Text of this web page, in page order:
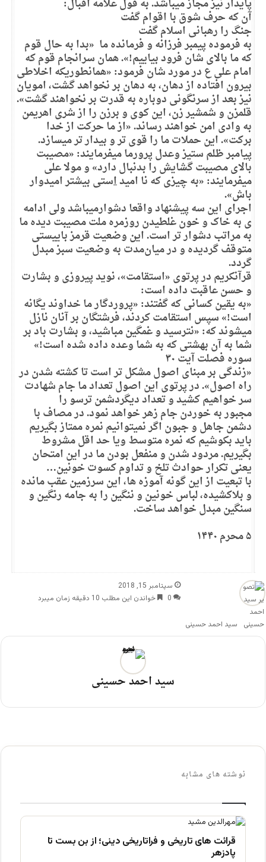
پایدار نیز مجاز میباشد. به قول علامه اقبال:
آن که حرف شوق با اقوام گفت
جنگ را رهبانی اسلام گفت
به فرموده پیمبر فرزانه و فرمانده ما «بدا به حال قوم
که ما بالای شان فرود بیاییم!». همان سرانجام قوم که
امام علی ع در مورد شان فرمود: «همانطوریکه اخلاطی
بیرون افتاده از دهان، به دهان بر نخواهد گشت، امویان
نیز بعد از سرنگونی دوباره به قدرت بر نخواهند گشت».
قلمزن و شمشیر زن، این کوی و برزن را از شری اهریمن
به وادی امن خواهند رساند. «از ما حرکت از خدا
برکت». این حملات ما را قوی تر و بیدار تر میسازد.
پیامبر ظلم ستیز وعدل پرورما میفرمایند: «مصیبت
بالای مصیبت گشایش را بدنبال دارد» و مولا علی
میفرمایند: «به چیزی که نا امیداستی بیشتر امیدوار
باش».
اجرای این سه پیشنهاد واقعا دشوارمیباشد ولی ادامه
ی به خاک و خون غلطیدن روزمره ملت مصیبت دیده ما
به مراتب دشوار تر است. این وضعیت قرمز باییستی
متوقف گردیده و در میان‌مدت به وضعیت سبز مبدل
گردد.
قرآنکریم در پرتوی «استقامت»، نوید پیروزی و بشارت
و حسن عاقبت داده است:
«به یقین کسانی که گفتند: «پروردگار ما خداوند یگانه
است!» سپس استقامت کردند، فرشتگان بر آنان نازل
میشوند که: «نترسید و غمگین مباشید، و بشارت باد بر
شما به آن بهشتی که به شما وعده داده شده است!»
سوره فصلت آیت ۳۰
«زندگی بر مبنای اصول مشکل تر است تا کشته شدن در
راه اصول». در پرتوی این اصول تعداد ما جام شهادت
سر خواهیم کشید و تعداد دیگردشمن ترسو را
مجبور به خوردن جام زهر خواهد نمود. در مصاف با
دشمن جاهل و جبون اگر نمیتوانیم نمره ممتاز بگیریم
باید بکوشیم که نمره متوسط ویا حد اقل مشروط
بگیریم. مردود شدن و منفعل بودن ما در این امتحان
یعنی تکرار حوادث تلخ و تداوم کسوت خونین…
با تبعیت از این گونه آموزه ها، این سرزمین عقب مانده
و بلاکشیده، لباس خونین و ننگین را به جامه رنگین و
سنگین مبدل خواهد ساخت.
۵ محرم ۱۴۴۰
سید احمد حسینی
سپتامبر 15, 2018
0
خواندن این مطلب 10 دقیقه زمان میبرد
سید احمد حسینی
نوشته های مشابه
قرائت های تاریخی و فراتاریخی دینی؛ از بن بست تا
پادزهر